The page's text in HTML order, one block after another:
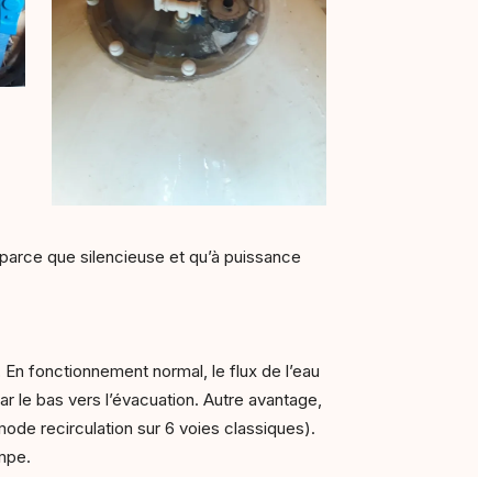
que silencieuse et qu’à puissance
fonctionnement normal, le flux de l’eau
le bas vers l’évacuation. Autre avantage,
recirculation sur 6 voies classiques).